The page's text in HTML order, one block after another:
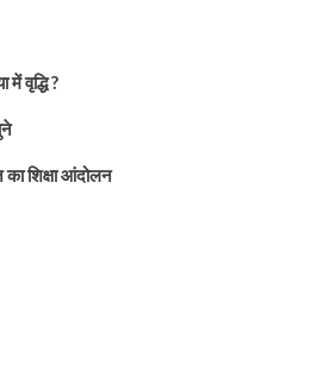
वृद्धि ?
शिक्षा आंदोलन